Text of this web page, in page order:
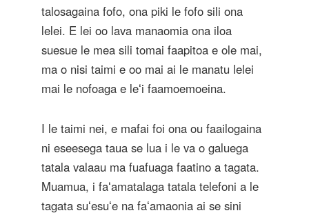
talosagaina fofo, ona piki le fofo sili ona
lelei. E lei oo lava manaomia ona iloa
suesue le mea sili tomai faapitoa e ole mai,
ma o nisi taimi e oo mai ai le manatu lelei
mai le nofoaga e leʻi faamoemoeina.
I le taimi nei, e mafai foi ona ou faailogaina
ni eseesega taua se lua i le va o galuega
tatala valaau ma fuafuaga faatino a tagata.
Muamua, i faʻamatalaga tatala telefoni a le
tagata suʻesuʻe na faʻamaonia ai se sini